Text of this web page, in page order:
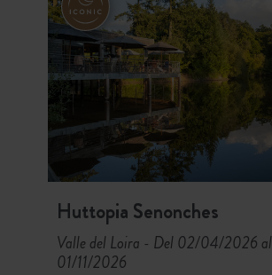
Huttopia Senonches
Valle del Loira - Del 02/04/2026 al
01/11/2026